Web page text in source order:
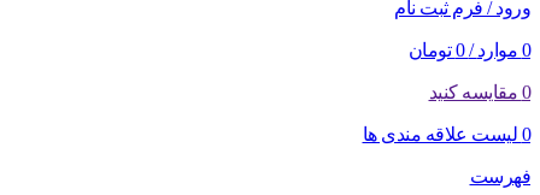
ورود / فرم ثبت نام
0 موارد /
0 تومان
0 مقایسه کنید
0 لیست علاقه مندی ها
فهرست